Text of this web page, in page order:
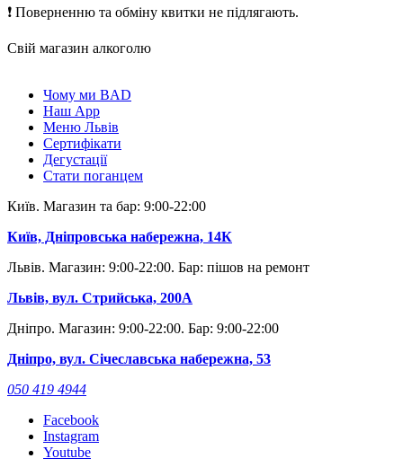
❗ Поверненню та обміну квитки не підлягають.
Свій магазин алкоголю
Чому ми BAD
Наш App
Меню Львів
Сертифікати
Дегустації
Стати поганцем
Київ. Магазин та бар: 9:00-22:00
Київ, Дніпровська набережна, 14К
Львів. Магазин: 9:00-22:00. Бар: пішов на ремонт
Львів, вул. Стрийська, 200А
Дніпро. Магазин: 9:00-22:00. Бар: 9:00-22:00
Дніпро, вул. Січеславська набережна, 53
050 419 4944
Facebook
Instagram
Youtube